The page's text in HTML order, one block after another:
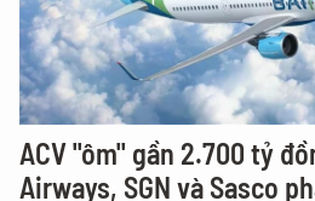
ACV "ôm" gần 2.700 tỷ
Airways, SGN và Sasco